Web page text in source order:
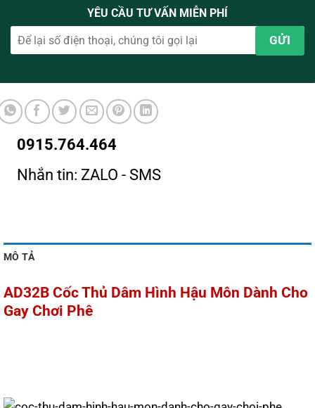
YÊU CẦU TƯ VẤN MIỄN PHÍ
0915.764.464
Nhắn tin: ZALO - SMS
MÔ TẢ
AD32B Cốc Thủ Dâm Hình Hậu Môn Dành Cho
Gay Chơi Phê